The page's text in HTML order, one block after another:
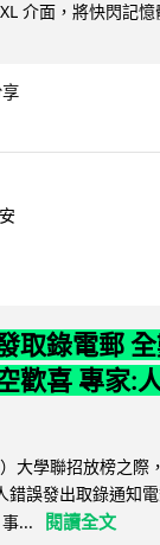
介面，將快閃記
取錄電郵
歡喜 專家:
大學聯招放榜之際
錯誤發出取錄通知
...
閱讀全文